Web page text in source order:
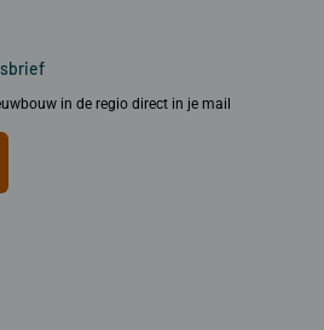
in de regio direct in je mail